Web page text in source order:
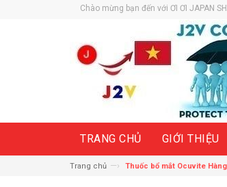
Chào mừng bạn đến với ƠI ƠI JAPAN
TRANG CHỦ GIỚI THIỆU
Trang chủ —› Thuốc bổ mắt Ocuvite